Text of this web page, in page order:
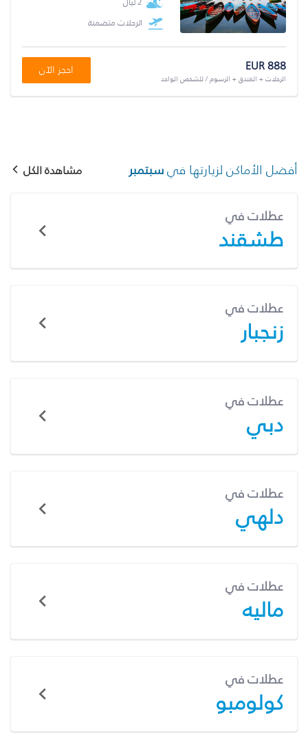
الرحلات متضمنة
EUR 888
الرحلات + الفندق + الرسوم / للشخص الواحد
احجز الآن
أفضل الأماكن لزيارتها فيسبتمبر مشاهدة الكل
عطلات في
طشقند
عطلات في
زنجبار
عطلات في
دبي
عطلات في
دلهي
عطلات في
ماليه
عطلات في
كولومبو